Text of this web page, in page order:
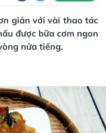
giản với vài thao tác
được bữa cơm ngon
nửa tiếng.